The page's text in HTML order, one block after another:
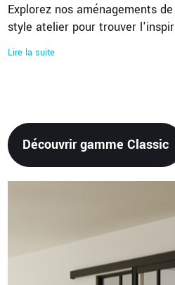
Explorez nos aménagements
style atelier pour trouver
Lire la suite
Découvrir gamme Classic